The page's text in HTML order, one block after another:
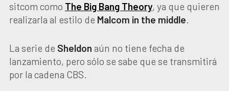
sitcom como The Big Bang Theory, ya que quieren
realizarla al estilo de Malcom in the middle.
La serie de Sheldon aún no tiene fecha de
lanzamiento, pero sólo se sabe que se transmitirá
por la cadena CBS.